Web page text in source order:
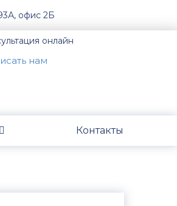
офис 2Б
онлайн
Контакты